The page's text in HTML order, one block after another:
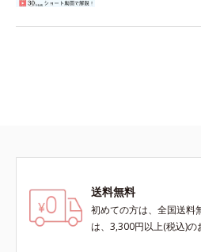
送料無料
初めての方は、全国送料
は、3,300円以上(税込)